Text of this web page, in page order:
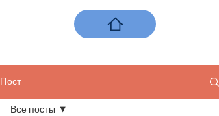
Пост
Все посты